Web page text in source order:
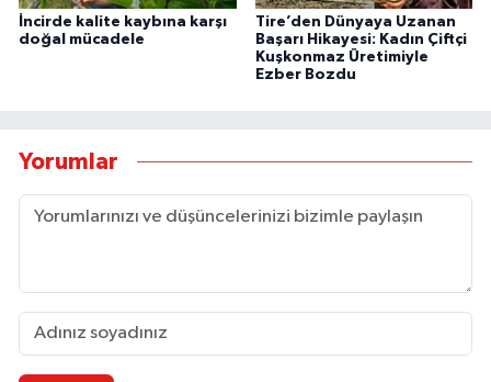
İncirde kalite kaybına karşı
doğal mücadele
Tire’den Dünyaya Uzanan
Başarı Hikayesi: Kadın Çiftçi
Kuşkonmaz Üretimiyle
Ezber Bozdu
Yorumlar